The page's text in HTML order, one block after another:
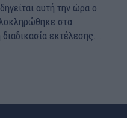
αυτή την ώρα ο
στα
εκτέλεσης...